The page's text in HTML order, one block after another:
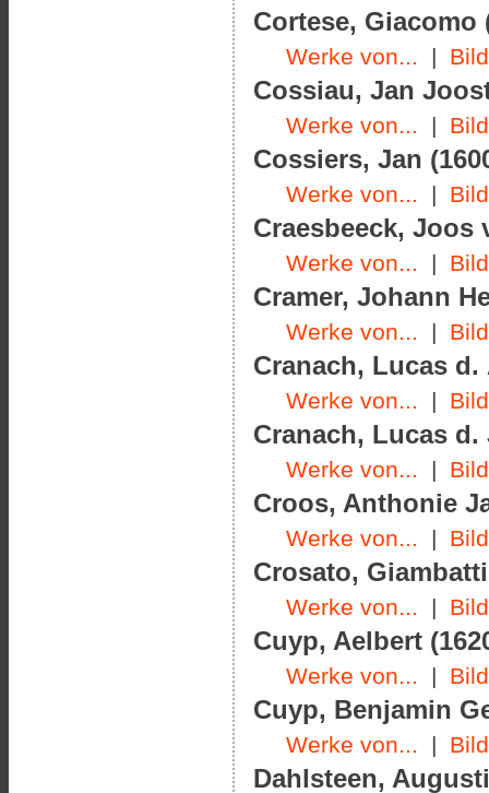
Cortese, Giacomo
Werke von... |
Cossiau, Jan
Werke von... |
Cossiers, Jan
Werke von... |
Craesbeeck, Joos
Werke von... |
Cramer, Johann
Werke von... |
Cranach, Lucas d.
Werke von... |
Cranach, Lucas d.
Werke von... |
Croos, Anthonie
Werke von... |
Crosato,
Werke von... |
Cuyp, Aelbert
Werke von... |
Cuyp, Benjamin
Werke von... |
Dahlsteen,